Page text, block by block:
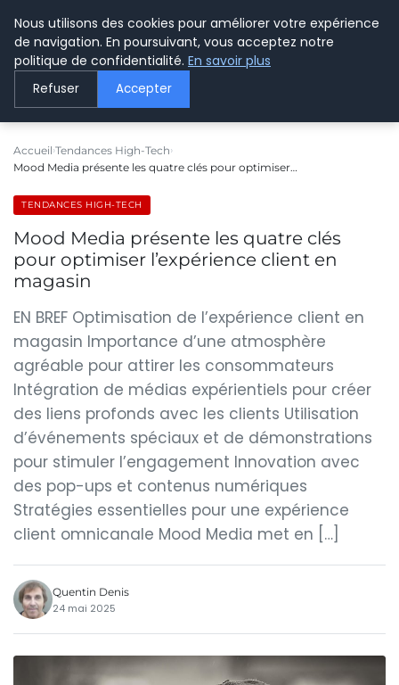
LE WEBMARKETING
Accueil Tendances High-Tech
Mood Media présente les quatre clés pour optimiser…
TENDANCES HIGH-TECH
Mood Media présente les quatre clés
pour optimiser l’expérience client en
magasin
EN BREF Optimisation de l’expérience client en
magasin Importance d’une atmosphère
agréable pour attirer les consommateurs
Intégration de médias expérientiels pour créer
des liens profonds avec les clients Utilisation
d’événements spéciaux et de démonstrations
pour stimuler l’engagement Innovation avec
des pop-ups et contenus numériques
Stratégies essentielles pour une expérience
client omnicanale Mood Media met en […]
Quentin Denis
24 mai 2025
Nous utilisons des cookies pour améliorer votre expérience
de navigation. En poursuivant, vous acceptez notre
politique de confidentialité. En savoir plus
Refuser Accepter